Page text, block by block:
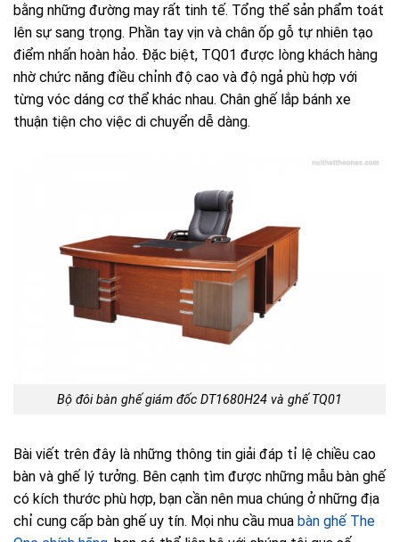
bằng những đường may rất tinh tế. Tổng thể sản phẩm toát
lên sự sang trọng. Phần tay vịn và chân ốp gỗ tự nhiên tạo
điểm nhấn hoàn hảo. Đặc biệt, TQ01 được lòng khách hàng
nhờ chức năng điều chỉnh độ cao và độ ngả phù hợp với
từng vóc dáng cơ thể khác nhau. Chân ghế lắp bánh xe
thuận tiện cho việc di chuyển dễ dàng.
Bộ đôi bàn ghế giám đốc DT1680H24 và ghế TQ01
Bài viết trên đây là những thông tin giải đáp tỉ lệ chiều cao
bàn và ghế lý tưởng. Bên cạnh tìm được những mẫu bàn ghế
có kích thước phù hợp, bạn cần nên mua chúng ở những địa
chỉ cung cấp bàn ghế uy tín. Mọi nhu cầu mua bàn ghế The